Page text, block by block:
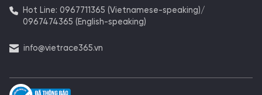
Hot Line: 0967711365 (Vietnamese-speaking)/
0967474365 (English-speaking)
info@vietrace365.vn